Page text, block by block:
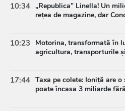
10:34 „Republica” Linella! Un
rețea de magazine, dar
10:23
Motorina, transformată în
agricultura, transporturile
17:44 Taxa pe colete: Ioniță are
poate încasa 3 miliarde